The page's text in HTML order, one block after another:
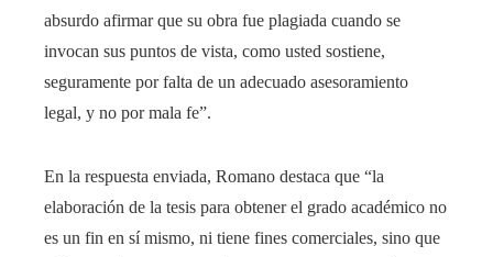
absurdo afirmar que su obra fue plagiada cuando se
invocan sus puntos de vista, como usted sostiene,
seguramente por falta de un adecuado asesoramiento
legal, y no por mala fe”.
En la respuesta enviada, Romano destaca que “la
elaboración de la tesis para obtener el grado académico no
es un fin en sí mismo, ni tiene fines comerciales, sino que